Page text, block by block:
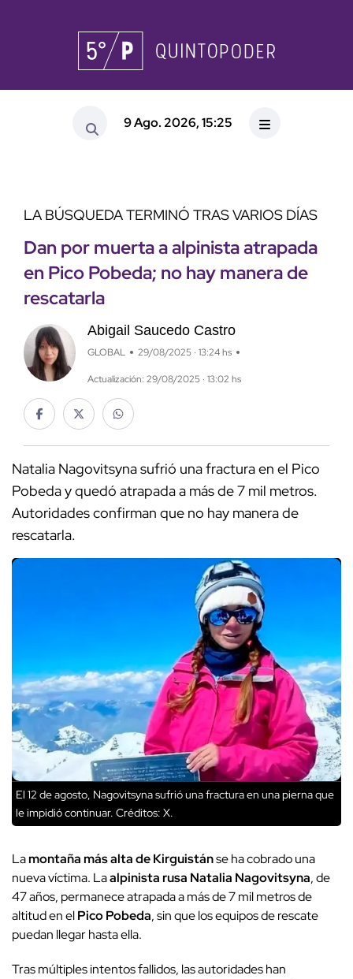
9 Ago. 2026, 15:25
LA BÚSQUEDA TERMINÓ TRAS VARIOS DÍAS
Dan por muerta a alpinista atrapada
en Pico Pobeda; no hay manera de
rescatarla
Abigail Saucedo Castro
GLOBAL 29/08/2025 · 13:24 hs
Actualización: 29/08/2025 · 13:02 hs
Natalia Nagovitsyna sufrió una fractura en el Pico
Pobeda y quedó atrapada a más de 7 mil metros.
Autoridades confirman que no hay manera de
rescatarla.
El 12 de agosto, Nagovitsyna sufrió una fractura en una pierna que
le impidió continuar. Créditos: X.
Lamontaña más alta de Kirguistánse ha cobrado una
nueva víctima. Laalpinista rusa Natalia Nagovitsyna, de
47 años, permanece atrapada a más de 7 mil metros de
altitud en elPico Pobeda, sin que los equipos de rescate
puedan llegar hasta ella.
Tras múltiples intentos fallidos, las autoridades han